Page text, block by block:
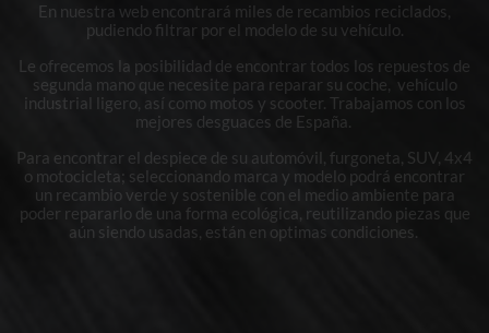
En nuestra web encontrará miles de recambios reciclados,
pudiendo filtrar por el modelo de su vehículo.
Le ofrecemos la posibilidad de encontrar todos los repuestos de
segunda mano que necesite para reparar su coche, vehículo
industrial ligero, así como motos y scooter. Trabajamos con los
mejores desguaces de España.
Para encontrar el despiece de su automóvil, furgoneta, SUV, 4x4
o motocicleta; seleccionando marca y modelo podrá encontrar
un recambio verde y sostenible con el medio ambiente para
poder repararlo de una forma ecológica, reutilizando piezas que
aún siendo usadas, están en optimas condiciones.